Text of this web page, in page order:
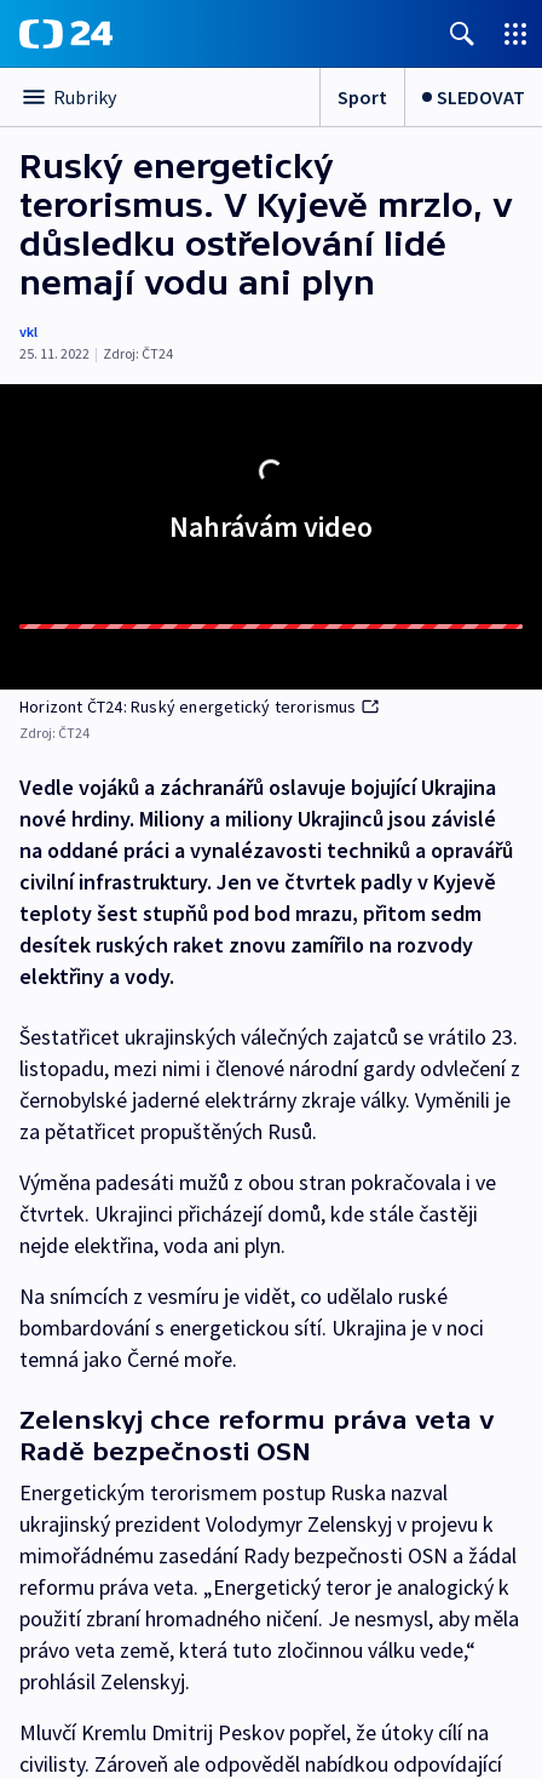
Rubriky Sport SLEDOVAT
Ruský energetický
terorismus. V Kyjevě mrzlo, v
důsledku ostřelování lidé
nemají vodu ani plyn
vkl
25. 11. 2022 | Zdroj: ČT24
Nahrávám video
Horizont ČT24: Ruský energetický terorismus
Zdroj: ČT24
Vedle vojáků a záchranářů oslavuje bojující Ukrajina
nové hrdiny. Miliony a miliony Ukrajinců jsou závislé
na oddané práci a vynalézavosti techniků a opravářů
civilní infrastruktury. Jen ve čtvrtek padly v Kyjevě
teploty šest stupňů pod bod mrazu, přitom sedm
desítek ruských raket znovu zamířilo na rozvody
elektřiny a vody.
Šestatřicet ukrajinských válečných zajatců se vrátilo 23.
listopadu, mezi nimi i členové národní gardy odvlečení z
černobylské jaderné elektrárny zkraje války. Vyměnili je
za pětatřicet propuštěných Rusů.
Výměna padesáti mužů z obou stran pokračovala i ve
čtvrtek. Ukrajinci přicházejí domů, kde stále častěji
nejde elektřina, voda ani plyn.
Na snímcích z vesmíru je vidět, co udělalo ruské
bombardování s energetickou sítí. Ukrajina je v noci
temná jako Černé moře.
Zelenskyj chce reformu práva veta v
Radě bezpečnosti OSN
Energetickým terorismem postup Ruska nazval
ukrajinský prezident Volodymyr Zelenskyj v projevu k
mimořádnému zasedání Rady bezpečnosti OSN a žádal
reformu práva veta. „Energetický teror je analogický k
použití zbraní hromadného ničení. Je nesmysl, aby měla
právo veta země, která tuto zločinnou válku vede,“
prohlásil Zelenskyj.
Mluvčí Kremlu Dmitrij Peskov popřel, že útoky cílí na
civilisty. Zároveň ale odpověděl nabídkou odpovídající